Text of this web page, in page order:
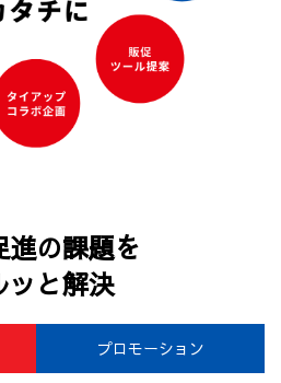
進の課題を
ッと解決
プロモーション